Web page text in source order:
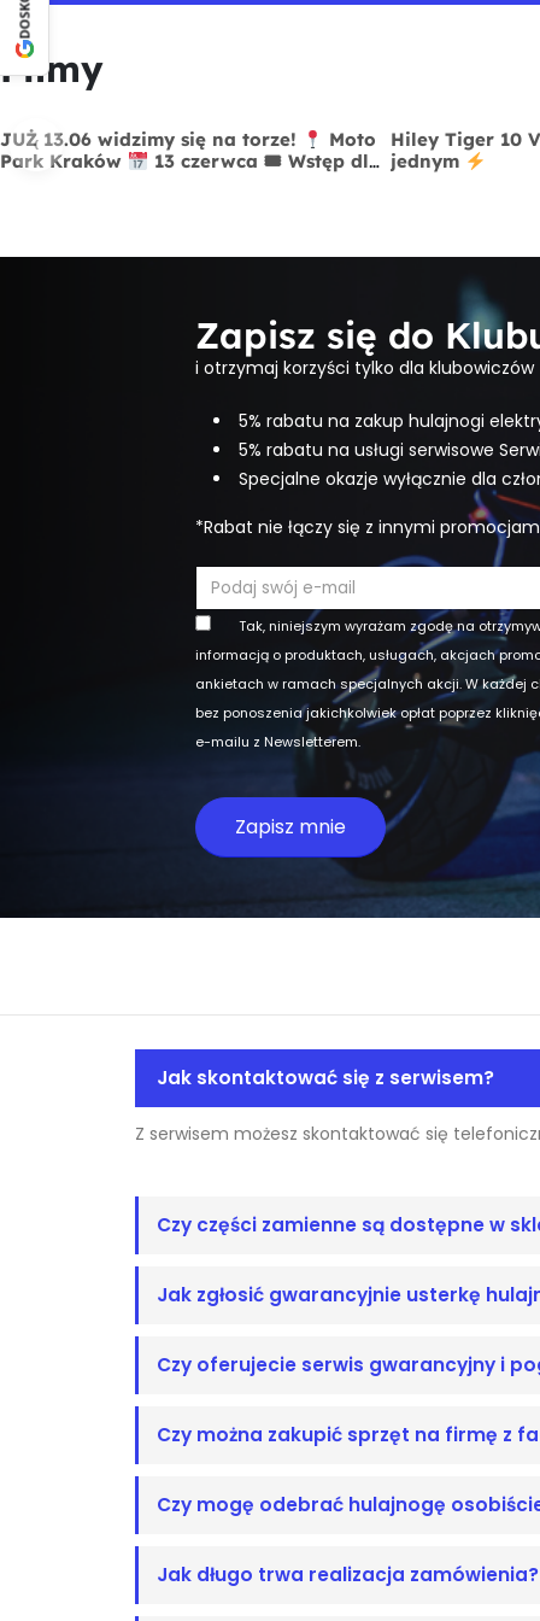
Filmy
‹
JUŻ 13.06 widzimy się na torze!
Moto
Park Kraków
13 czerwca 🎟 Wstęp dla
Hiley Tiger 10
jednym
Zapisz się do
i otrzymaj korzyści tylko dla klubowiczów
5% rabatu na zakup hulajnogi
5% rabatu na usługi serwisowe
Specjalne okazje wyłącznie dla
*Rabat nie łączy się z innymi
Tak, niniejszym wyrażam zgodę na
informacją o produktach, usługach, akcjach
ankietach w ramach specjalnych akcji. W każdej
bez ponoszenia jakichkolwiek opłat poprzez
e-mailu z Newsletterem.
Jak skontaktować się z serwisem?
Z serwisem możesz skontaktować się
Czy części zamienne są dostępne w
Jak zgłosić gwarancyjnie usterkę
Czy oferujecie serwis gwarancyjny i
Czy można zakupić sprzęt na firmę z
Czy mogę odebrać hulajnogę
Jak długo trwa realizacja zamówienia?